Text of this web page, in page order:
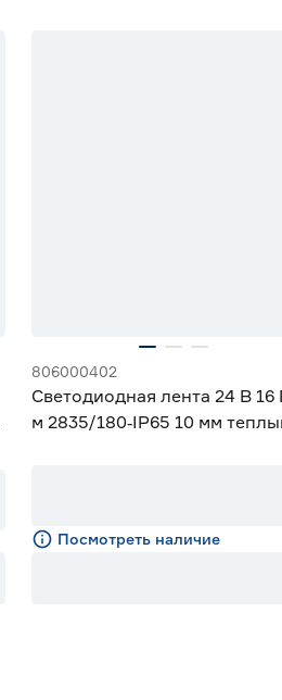
806000402
Светодиодная лента 24 В 16
м 2835/180‑IP65 10 мм
Посмотреть наличие